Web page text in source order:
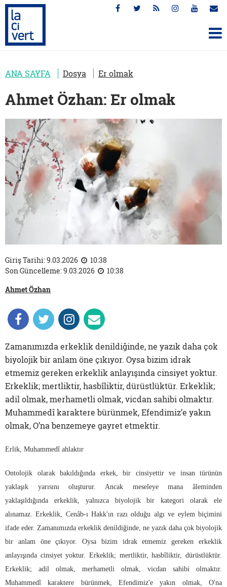
ANA SAYFA Dosya Er olmak
Ahmet Özhan: Er olmak
Giriş Tarihi: 9.03.2026
10:38
Son Güncelleme: 9.03.2026
10:38
Ahmet Özhan
Zamanımızda erkeklik denildiğinde, ne yazık daha çok
biyolojik bir anlam öne çıkıyor. Oysa bizim idrak
etmemiz gereken erkeklik anlayışında cinsiyet yoktur.
Erkeklik; mertliktir, hasbîliktir, dürüstlüktür. Erkeklik;
adil olmak, merhametli olmak, vicdan sahibi olmaktır.
Muhammedî karaktere bürünmek, Efendimiz’e yakın
olmak, O’na benzemeye gayret etmektir.
Erlik, Muhammedî ahlaktır
Ontolojik olarak bakıldığında erkek, bir cinsiyettir ve insan türünün
yaklaşık yarısını oluşturur. Ancak meseleye mana âleminden
yaklaşıldığında erkeklik, yalnızca biyolojik bir kategori olarak ele
alınamaz. Erkeklik, Cenâb-ı Hakk'ın razı olduğu algı ve eylem biçimini
ifade eder. Zamanımızda erkeklik denildiğinde, ne yazık daha çok biyolojik
bir anlam öne çıkıyor. Oysa bizim idrak etmemiz gereken erkeklik
anlayışında cinsiyet yoktur. Erkeklik; mertliktir, hasbîliktir, dürüstlüktür.
Erkeklik; adil olmak, merhametli olmak, vicdan sahibi olmaktır.
Muhammedî karaktere bürünmek, Efendimiz'e yakın olmak, O'na